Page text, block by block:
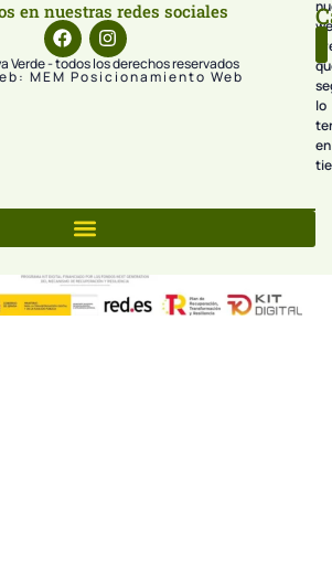
en nuestras redes sociales
Verde - todos los derechos reservados
MEM Posicionamiento Web
lo
en